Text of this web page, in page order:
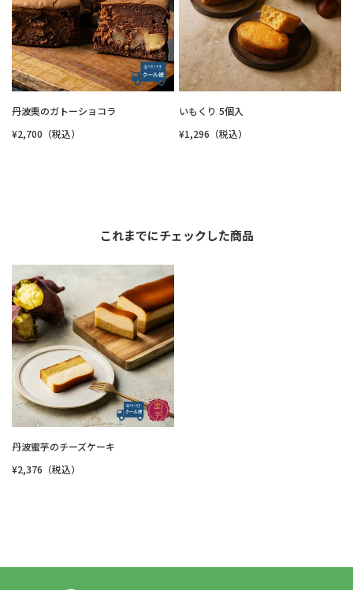
丹波栗のガトーショコラ
¥2,700（税込）
いもくり 5個入
¥1,296（税込）
これまでにチェックした商品
丹波蜜芋のチーズケーキ
¥2,376（税込）